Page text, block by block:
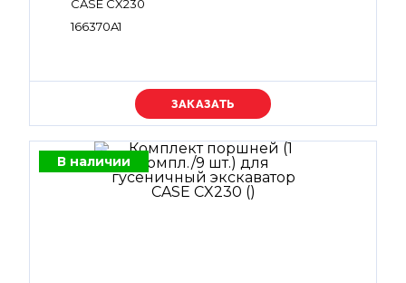
CASE CX230
166370A1
Уточняйте цену
В наличии